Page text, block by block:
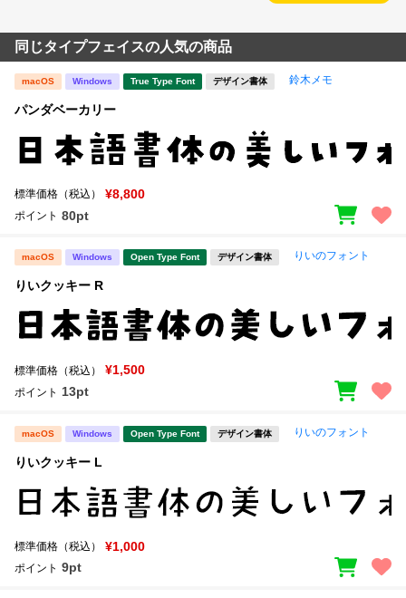
同じタイプフェイスの人気の商品
macOS Windows True Type Font デザイン書体 鈴木メモ
パンダベーカリー
標準価格（税込） ¥8,800
ポイント 80pt
macOS Windows Open Type Font デザイン書体 りいのフォント
りいクッキー R
標準価格（税込） ¥1,500
ポイント 13pt
macOS Windows Open Type Font デザイン書体 りいのフォント
りいクッキー L
標準価格（税込） ¥1,000
ポイント 9pt